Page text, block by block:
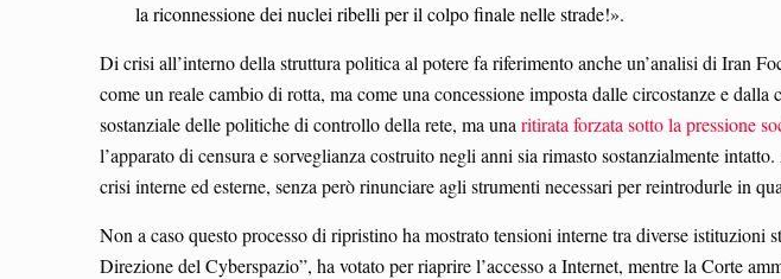
la riconnessione dei nuclei ribelli per il colpo finale nelle strade!».
Di crisi all’interno della struttura politica al potere fa riferimento anche un’analisi di Iran
come un reale cambio di rotta, ma come una concessione imposta dalle circostanze e
sostanziale delle politiche di controllo della rete, ma una ritirata forzata sotto la pressione
l’apparato di censura e sorveglianza costruito negli anni sia rimasto sostanzialmente
crisi interne ed esterne, senza però rinunciare agli strumenti necessari per reintrodurle in
Non a caso questo processo di ripristino ha mostrato tensioni interne tra diverse
Direzione del Cyberspazio”, ha votato per riaprire l’accesso a Internet, mentre la Corte